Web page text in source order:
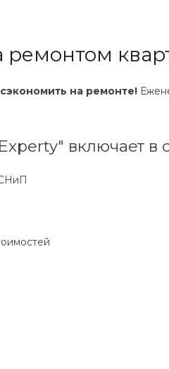
на ремонте!
включает в